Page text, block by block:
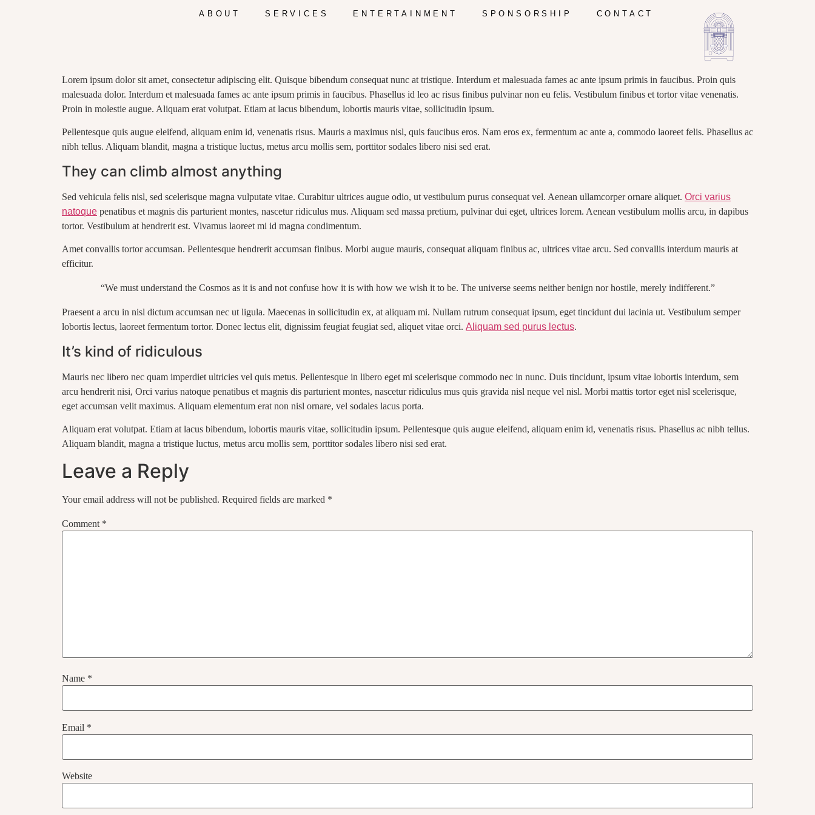
ABOUT SERVICES ENTERTAINMENT SPONSORSHIP CONTACT
Lorem ipsum dolor sit amet, consectetur adipiscing elit. Quisque bibendum consequat nunc at tristique. Interdum et malesuada fames ac ante ipsum primis in faucibus. Proin quis
malesuada dolor. Interdum et malesuada fames ac ante ipsum primis in faucibus. Phasellus id leo ac risus finibus pulvinar non eu felis. Vestibulum finibus et tortor vitae venenatis.
Proin in molestie augue. Aliquam erat volutpat. Etiam at lacus bibendum, lobortis mauris vitae, sollicitudin ipsum.
Pellentesque quis augue eleifend, aliquam enim id, venenatis risus. Mauris a maximus nisl, quis faucibus eros. Nam eros ex, fermentum ac ante a, commodo laoreet felis. Phasellus ac
nibh tellus. Aliquam blandit, magna a tristique luctus, metus arcu mollis sem, porttitor sodales libero nisi sed erat.
They can climb almost anything
Sed vehicula felis nisl, sed scelerisque magna vulputate vitae. Curabitur ultrices augue odio, ut vestibulum purus consequat vel. Aenean ullamcorper ornare aliquet. Orci varius
natoque penatibus et magnis dis parturient montes, nascetur ridiculus mus. Aliquam sed massa pretium, pulvinar dui eget, ultrices lorem. Aenean vestibulum mollis arcu, in dapibus
tortor. Vestibulum at hendrerit est. Vivamus laoreet mi id magna condimentum.
Amet convallis tortor accumsan. Pellentesque hendrerit accumsan finibus. Morbi augue mauris, consequat aliquam finibus ac, ultrices vitae arcu. Sed convallis interdum mauris at
efficitur.
“We must understand the Cosmos as it is and not confuse how it is with how we wish it to be. The universe seems neither benign nor hostile, merely indifferent.”
Praesent a arcu in nisl dictum accumsan nec ut ligula. Maecenas in sollicitudin ex, at aliquam mi. Nullam rutrum consequat ipsum, eget tincidunt dui lacinia ut. Vestibulum semper
lobortis lectus, laoreet fermentum tortor. Donec lectus elit, dignissim feugiat feugiat sed, aliquet vitae orci. Aliquam sed purus lectus.
It’s kind of ridiculous
Mauris nec libero nec quam imperdiet ultricies vel quis metus. Pellentesque in libero eget mi scelerisque commodo nec in nunc. Duis tincidunt, ipsum vitae lobortis interdum, sem
arcu hendrerit nisi, Orci varius natoque penatibus et magnis dis parturient montes, nascetur ridiculus mus quis gravida nisl neque vel nisl. Morbi mattis tortor eget nisl scelerisque,
eget accumsan velit maximus. Aliquam elementum erat non nisl ornare, vel sodales lacus porta.
Aliquam erat volutpat. Etiam at lacus bibendum, lobortis mauris vitae, sollicitudin ipsum. Pellentesque quis augue eleifend, aliquam enim id, venenatis risus. Phasellus ac nibh tellus.
Aliquam blandit, magna a tristique luctus, metus arcu mollis sem, porttitor sodales libero nisi sed erat.
Leave a Reply
Your email address will not be published. Required fields are marked *
Comment *
Name *
Email *
Website